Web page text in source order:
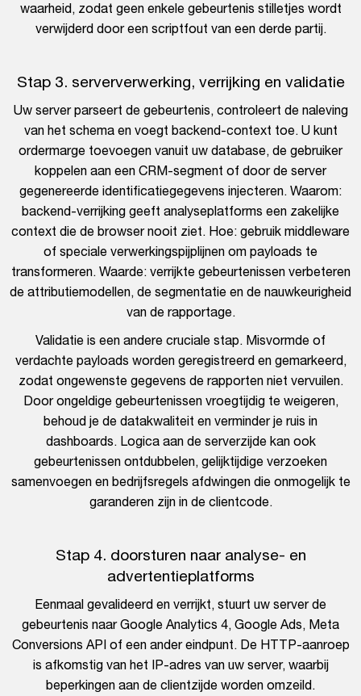
waarheid, zodat geen enkele gebeurtenis stilletjes wordt
verwijderd door een scriptfout van een derde partij.
Stap 3. serververwerking, verrijking en validatie
Uw server parseert de gebeurtenis, controleert de naleving
van het schema en voegt backend-context toe. U kunt
ordermarge toevoegen vanuit uw database, de gebruiker
koppelen aan een CRM-segment of door de server
gegenereerde identificatiegegevens injecteren. Waarom:
backend-verrijking geeft analyseplatforms een zakelijke
context die de browser nooit ziet. Hoe: gebruik middleware
of speciale verwerkingspijplijnen om payloads te
transformeren. Waarde: verrijkte gebeurtenissen verbeteren
de attributiemodellen, de segmentatie en de nauwkeurigheid
van de rapportage.
Validatie is een andere cruciale stap. Misvormde of
verdachte payloads worden geregistreerd en gemarkeerd,
zodat ongewenste gegevens de rapporten niet vervuilen.
Door ongeldige gebeurtenissen vroegtijdig te weigeren,
behoud je de datakwaliteit en verminder je ruis in
dashboards. Logica aan de serverzijde kan ook
gebeurtenissen ontdubbelen, gelijktijdige verzoeken
samenvoegen en bedrijfsregels afdwingen die onmogelijk te
garanderen zijn in de clientcode.
Stap 4. doorsturen naar analyse- en
advertentieplatforms
Eenmaal gevalideerd en verrijkt, stuurt uw server de
gebeurtenis naar Google Analytics 4, Google Ads, Meta
Conversions API of een ander eindpunt. De HTTP-aanroep
is afkomstig van het IP-adres van uw server, waarbij
beperkingen aan de clientzijde worden omzeild.